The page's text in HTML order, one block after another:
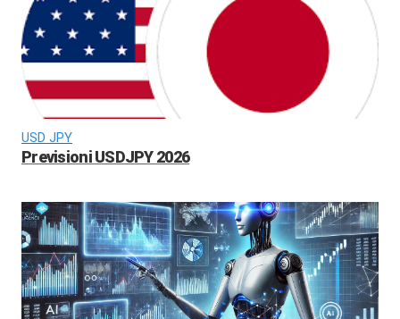
USD JPY
Previsioni USDJPY 2026